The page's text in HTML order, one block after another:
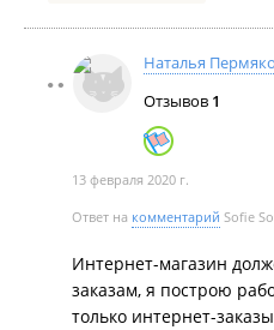
что взяла и от
магазина. Вести себя так
получила. Как будто это я
нужно за колбами
продавец, а директор
"извините, вы ведете
покупать у вас
Дата посещения:
Наталья
Отзывов 1
13 февраля 2020 г.
Ответ на комментарий Sofie
Интернет-магазин
заказам, я построю
только интернет-